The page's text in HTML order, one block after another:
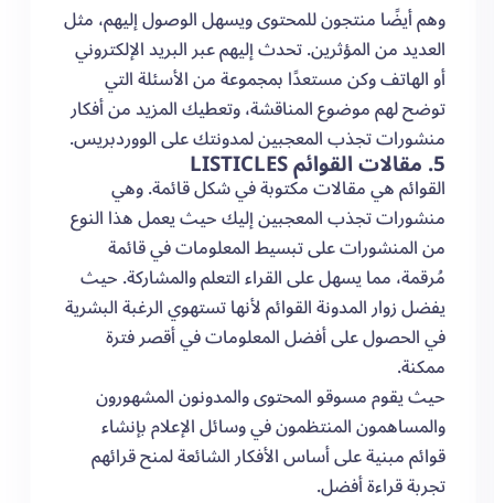
وهم أيضًا منتجون للمحتوى ويسهل الوصول إليهم، مثل
العديد من المؤثرين. تحدث إليهم عبر البريد الإلكتروني
أو الهاتف وكن مستعدًا بمجموعة من الأسئلة التي
توضح لهم موضوع المناقشة، وتعطيك المزيد من أفكار
منشورات تجذب المعجبين لمدونتك على الووردبريس.
5. مقالات القوائم LISTICLES
القوائم هي مقالات مكتوبة في شكل قائمة. وهي
منشورات تجذب المعجبين إليك حيث يعمل هذا النوع
من المنشورات على تبسيط المعلومات في قائمة
مُرقمة، مما يسهل على القراء التعلم والمشاركة. حيث
يفضل زوار المدونة القوائم لأنها تستهوي الرغبة البشرية
في الحصول على أفضل المعلومات في أقصر فترة
ممكنة.
حيث يقوم مسوقو المحتوى والمدونون المشهورون
والمساهمون المنتظمون في وسائل الإعلام بإنشاء
قوائم مبنية على أساس الأفكار الشائعة لمنح قرائهم
تجربة قراءة أفضل.